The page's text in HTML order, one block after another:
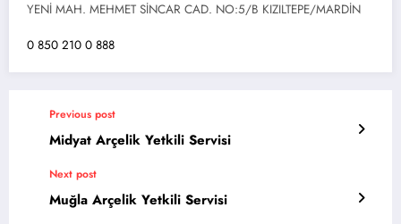
YENİ MAH. MEHMET SİNCAR CAD. NO:5/B KIZILTEPE/MARDİN
0 850 210 0 888
Previous post
Midyat Arçelik Yetkili Servisi
Next post
Muğla Arçelik Yetkili Servisi